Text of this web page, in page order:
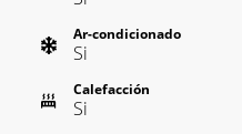
Ar-condicionado
Si
Calefacción
Si